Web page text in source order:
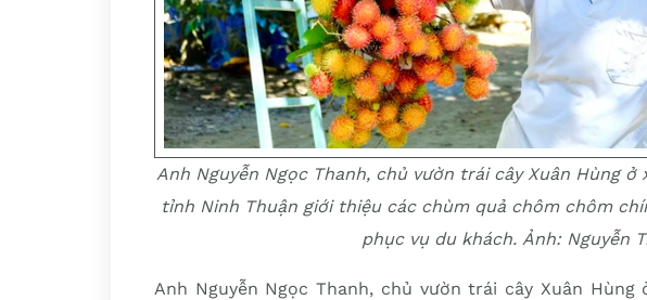
Anh Nguyễn Ngọc Thanh, chủ vườn trái cây Xuân Hùng ở
tỉnh Ninh Thuận giới thiệu các chùm quả chôm chôm
phục vụ du khách. Ảnh: Nguyễn
Anh Nguyễn Ngọc Thanh, chủ vườn trái cây Xuân